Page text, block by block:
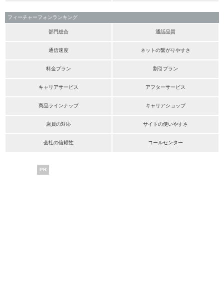
フィーチャーフォンランキング
部門総合 通話品質
通信速度 ネットの繋がりやすさ
料金プラン 割引プラン
キャリアサービス アフターサービス
商品ラインナップ キャリアショップ
店員の対応 サイトの使いやすさ
会社の信頼性 コールセンター
PR